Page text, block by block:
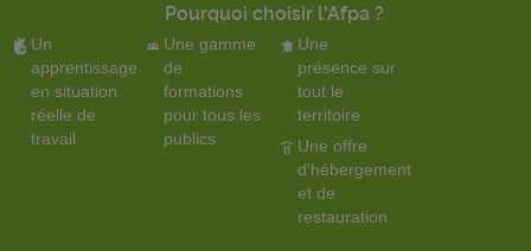
Pourquoi choisir l'Afpa ?
Un
apprentissage
en situation
réelle de
travail
Une gamme
de
formations
pour tous les
publics
Une
présence sur
tout le
territoire
Une offre
d'hébergement
et de
restauration